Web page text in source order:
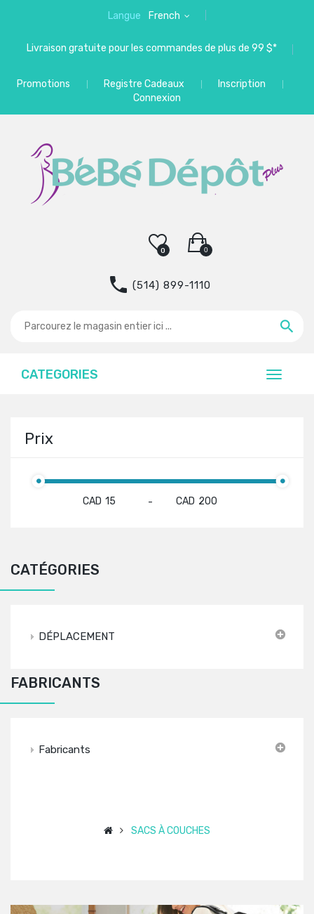
Langue French
Livraison gratuite pour les commandes de plus de 99 $*
Promotions Registre Cadeaux
Inscription
Connexion
0
0
(514) 899-1110
CATEGORIES
Prix
CAD - CAD
CATÉGORIES
DÉPLACEMENT
FABRICANTS
Fabricants
SACS À COUCHES